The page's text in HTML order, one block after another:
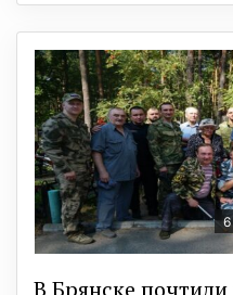
В Брянске